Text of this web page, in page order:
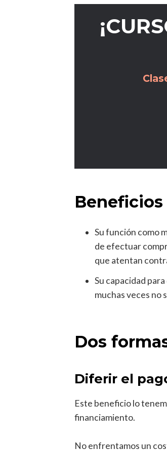
Su función como
de efectuar
que atentan
Su capacidad
muchas veces no
Dos
Diferir el
Este beneficio lo
financiamiento.
No enfrentamos un